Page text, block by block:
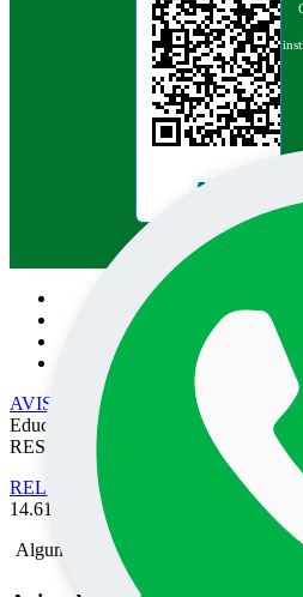
Pesquisa no
AVISO DE PRIVACIDADE
•
Educação e Cultura SA/UNOESTE.
RESERVADOS
RELATÓRIO DE
14.611 de 03 de Julho de 2023.
Alguma mensagem